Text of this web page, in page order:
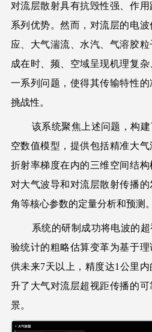
对流层散射具有抗毁性强、作
系列优势。然而，对流层的电
应、大气湍流、水汽、气溶胶
成在时、频、空域呈现机理复
一系列问题，使得其传输特性
挑战性。
该系统聚焦上述问题，构建
空数值模型，提供包括精准大
折射率梯度在内的三维空间结
对大气波导和对流层散射传播
角等核心参数的定量分析和预测。
系统的研制成功将电波的超
验统计的粗略估算变革为基于
供未来7天以上，精度达1公里
升了大气对流层超视距传播的
景。